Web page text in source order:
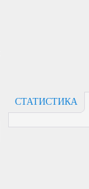
СТАТИСТИКА